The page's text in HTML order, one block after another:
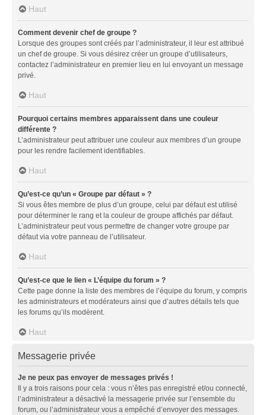
Haut
Comment devenir chef de groupe ?
Lorsque des groupes sont créés par l’administrateur, il leur est attribué
un chef de groupe. Si vous désirez créer un groupe d’utilisateurs,
contactez l’administrateur en premier lieu en lui envoyant un message
privé.
Haut
Pourquoi certains membres apparaissent dans une couleur
différente ?
L’administrateur peut attribuer une couleur aux membres d’un groupe
pour les rendre facilement identifiables.
Haut
Qu’est-ce qu’un « Groupe par défaut » ?
Si vous êtes membre de plus d’un groupe, celui par défaut est utilisé
pour déterminer le rang et la couleur de groupe affichés par défaut.
L’administrateur peut vous permettre de changer votre groupe par
défaut via votre panneau de l’utilisateur.
Haut
Qu’est-ce que le lien « L’équipe du forum » ?
Cette page donne la liste des membres de l’équipe du forum, y compris
les administrateurs et modérateurs ainsi que d’autres détails tels que
les forums qu’ils modèrent.
Haut
Messagerie privée
Je ne peux pas envoyer de messages privés !
Il y a trois raisons pour cela : vous n’êtes pas enregistré et/ou connecté,
l’administrateur a désactivé la messagerie privée sur l’ensemble du
forum, ou l’administrateur vous a empêché d’envoyer des messages.